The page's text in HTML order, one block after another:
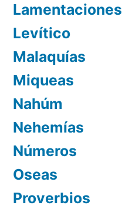
Lamentaciones
Levítico
Malaquías
Miqueas
Nahúm
Nehemías
Números
Oseas
Proverbios